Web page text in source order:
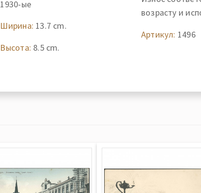
1930-ые
Ширина: 13.7 cm.
Высота: 8.5 cm.
возрасту и
Артикул: 1496